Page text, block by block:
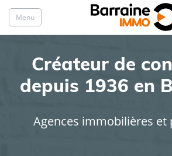
Menu
Créateur de
depuis 1936 en
Agences immobilières